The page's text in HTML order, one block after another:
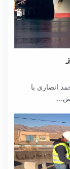
انصاری با